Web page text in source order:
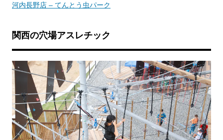
河内長野店 – てんとう虫パーク
関西の穴場アスレチック